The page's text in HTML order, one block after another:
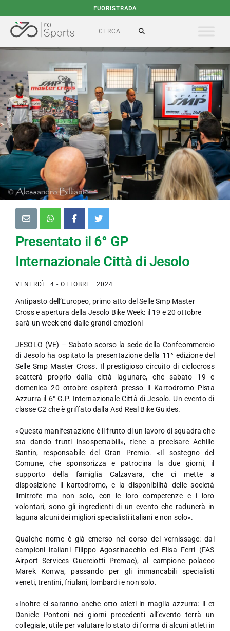
FUORISTRADA
Presentato il 6° GP
Internazionale Città di Jesolo
VENERDÌ | 4 - OTTOBRE | 2024
Antipasto dell’Europeo, primo atto del Selle Smp Master
Cross e apertura della Jesolo Bike Week: il 19 e 20 ottobre
sarà un week end dalle grandi emozioni
JESOLO (VE) – Sabato scorso la sede della Confcommercio
di Jesolo ha ospitato la presentazione della 11^ edizione del
Selle Smp Master Cross. Il prestigioso circuito di ciclocross
scatterà proprio dalla città lagunare, che sabato 19 e
domenica 20 ottobre ospiterà presso il Kartodromo Pista
Azzurra il 6° G.P. Internazionale Città di Jesolo. Un evento di
classe C2 che è griffato dalla Asd Real Bike Guides.
«Questa manifestazione è il frutto di un lavoro di squadra che
sta dando frutti insospettabili», tiene a precisare Achille
Santin, responsabile del Gran Premio. «Il sostegno del
Comune, che sponsorizza e patrocina la due giorni, il
supporto della famiglia Calzavara, che ci mette a
disposizione il kartodromo, e la disponibilità delle società
limitrofe ma non solo, con le loro competenze e i loro
volontari, sono gli ingredienti di un evento che radunerà in
laguna alcuni dei migliori specialisti italiani e non solo».
Qualche nome è già emerso nel corso del vernissage: dai
campioni italiani Filippo Agostinacchio ed Elisa Ferri (FAS
Airport Services Guerciotti Premac), al campione polacco
Marek Konwa, passando per gli immancabili specialisti
veneti, trentini, friulani, lombardi e non solo.
«Inoltre ci saranno anche otto atleti in maglia azzurra: il ct
Daniele Pontoni nei giorni precedenti all’evento terrà un
collegiale, utile per valutare lo stato di forma di alcuni atleti in